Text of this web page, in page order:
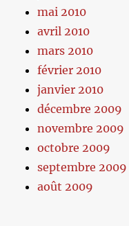
mai 2010
avril 2010
mars 2010
février 2010
janvier 2010
décembre 2009
novembre 2009
octobre 2009
septembre 2009
août 2009